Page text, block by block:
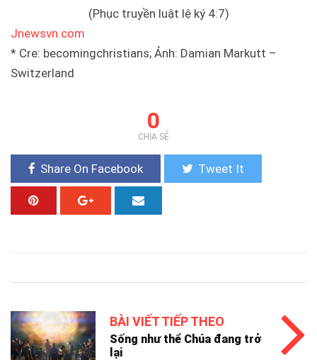
(Phục truyền luật lệ ký 4:7)
Jnewsvn.com
* Cre: becomingchristians; Ảnh: Damian Markutt –
Switzerland
0
CHIA SẺ
Share On Facebook Tweet It
BÀI VIẾT TIẾP THEO
Sống như thể Chúa đang trở
lại